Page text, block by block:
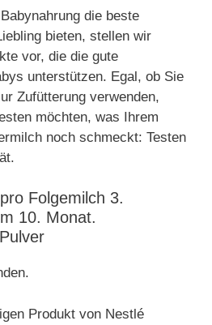
die beste
bieten, stellen wir
vor, die die gute
unterstützen. Egal, ob Sie
Zufütterung verwenden,
möchten, was Ihrem
noch schmeckt: Testen
Folgemilch 3.
10. Monat.
Produkt von Nestlé